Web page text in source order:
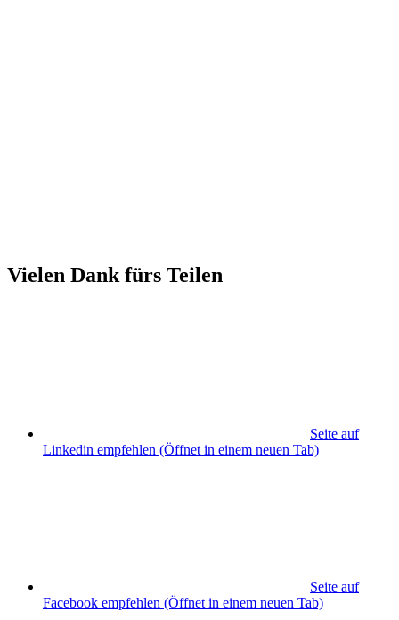
Vielen Dank fürs Teilen
Seite auf
Linkedin empfehlen (Öffnet in einem neuen Tab)
Seite auf
Facebook empfehlen (Öffnet in einem neuen Tab)